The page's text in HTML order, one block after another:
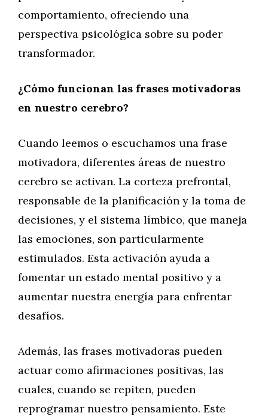
comportamiento, ofreciendo una
perspectiva psicológica sobre su poder
transformador.
¿Cómo funcionan las frases motivadoras
en nuestro cerebro?
Cuando leemos o escuchamos una frase
motivadora, diferentes áreas de nuestro
cerebro se activan. La corteza prefrontal,
responsable de la planificación y la toma de
decisiones, y el sistema límbico, que maneja
las emociones, son particularmente
estimulados. Esta activación ayuda a
fomentar un estado mental positivo y a
aumentar nuestra energía para enfrentar
desafíos.
Además, las frases motivadoras pueden
actuar como afirmaciones positivas, las
cuales, cuando se repiten, pueden
reprogramar nuestro pensamiento. Este